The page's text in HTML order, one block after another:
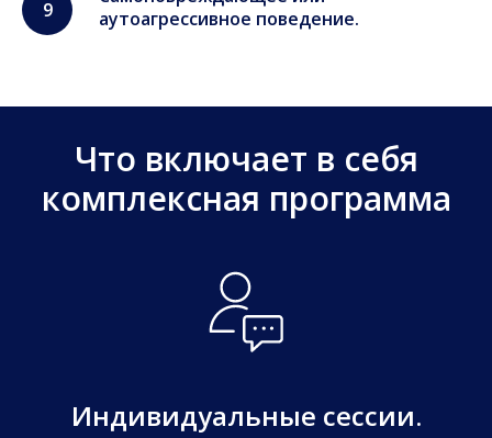
аутоагрессивное поведение.
Что включает в себя
комплексная программа
Индивидуальные сессии.